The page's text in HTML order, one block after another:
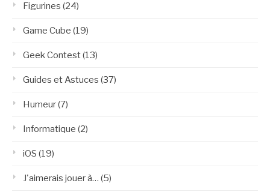
Figurines (24)
Game Cube (19)
Geek Contest(13)
Guides et Astuces (37)
Humeur(7)
Informatique (2)
iOS (19)
J'aimerais jouer à… (5)